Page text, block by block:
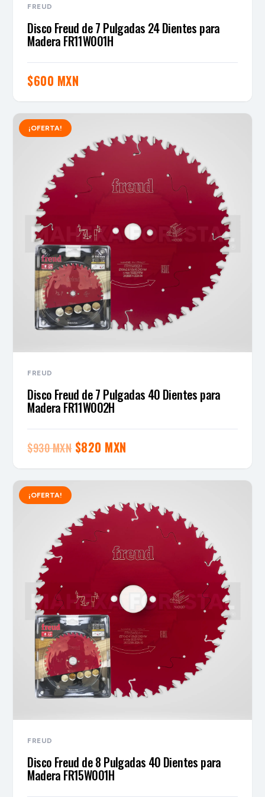
FREUD
Disco Freud de 7 Pulgadas 24 Dientes para
Madera FR11W001H
$600 MXN
¡OFERTA!
FREUD
Disco Freud de 7 Pulgadas 40 Dientes para
Madera FR11W002H
$930 MXN El
precio
$930 MXN.
$820 MXN
precio
es:
$820 MXN.
¡OFERTA!
FREUD
Disco Freud de 8 Pulgadas 40 Dientes para
Madera FR15W001H